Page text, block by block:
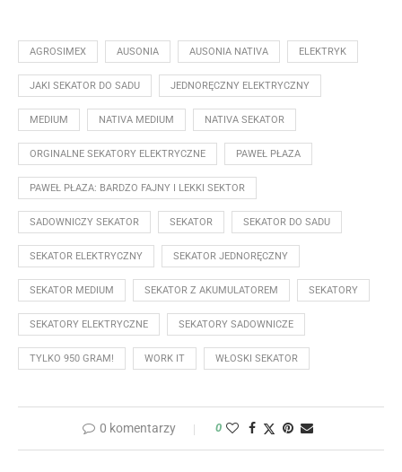
AGROSIMEX AUSONIA AUSONIA NATIVA ELEKTRYK
JAKI SEKATOR DO SADU JEDNORĘCZNY ELEKTRYCZNY
MEDIUM NATIVA MEDIUM NATIVA SEKATOR
ORGINALNE SEKATORY ELEKTRYCZNE PAWEŁ PŁAZA
PAWEŁ PŁAZA: BARDZO FAJNY I LEKKI SEKTOR
SADOWNICZY SEKATOR SEKATOR SEKATOR DO SADU
SEKATOR ELEKTRYCZNY SEKATOR JEDNORĘCZNY
SEKATOR MEDIUM SEKATOR Z AKUMULATOREM SEKATORY
SEKATORY ELEKTRYCZNE SEKATORY SADOWNICZE
TYLKO 950 GRAM! WORK IT WŁOSKI SEKATOR
0 komentarzy 0